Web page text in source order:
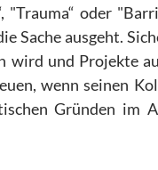
oder
Sache ausgeht.
wird und Projekte
wenn seinen
Gründen im